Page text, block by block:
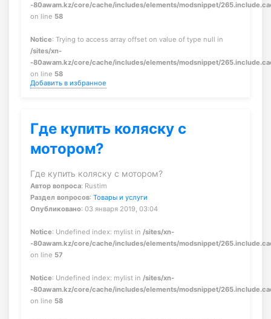
-80awam.kz/core/cache/includes/elements/modsnippet/
on line 58
Notice: Trying to access array offset on value of type null in
/sites/xn-
-80awam.kz/core/cache/includes/elements/modsnippet/
on line 58
Добавить в избранное
Где купить коляску с
мотором?
Где купить коляску с мотором?
Автор вопроса: Rustim
Раздел вопросов: Товары и услуги
Опубликовано: 03 января 2019, 03:04
Notice: Undefined index: mylist in /sites/xn-
-80awam.kz/core/cache/includes/elements/modsnippet/
on line 57
Notice: Undefined index: mylist in /sites/xn-
-80awam.kz/core/cache/includes/elements/modsnippet/
on line 58